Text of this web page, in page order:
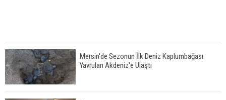
Mersin'de Sezonun İlk Deniz Kaplumbağası
Yavruları Akdeniz'e Ulaştı